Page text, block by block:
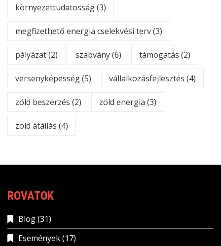
környezettudatosság(3)
megfizethető energia cselekvési terv(3)
pályázat(2) szabvány(6) támogatás (2)
versenyképesség(5) vállalkozásfejlesztés (4)
zöld beszerzés (2) zöld energia (3)
zöld átállás (4)
ROVATOK
Blog(31)
Események(17)